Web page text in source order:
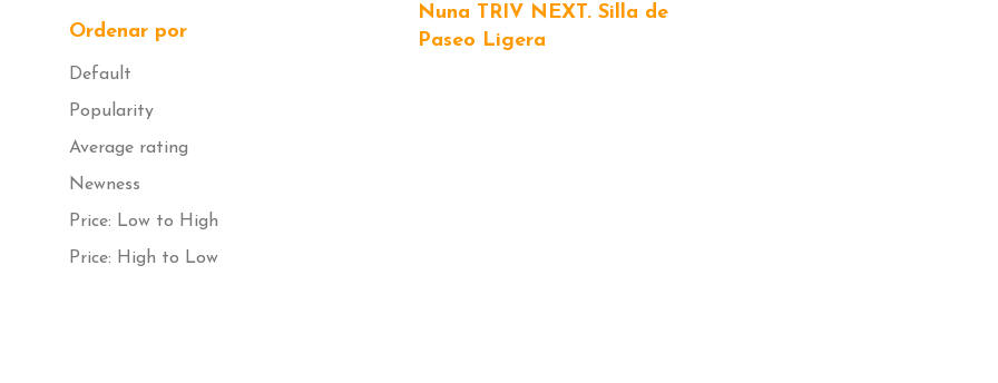
Ordenar por
Default
Popularity
Average rating
Newness
Price: Low to High
Price: High to Low
Nuna TRIV NEXT. Silla de
Paseo Ligera